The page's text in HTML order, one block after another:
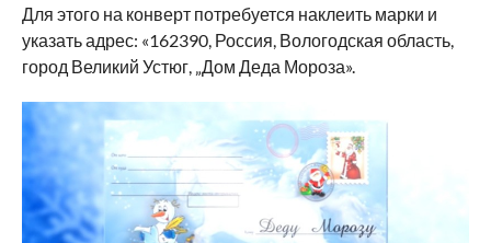
Для этого на конверт потребуется наклеить марки и
указать адрес: «162390, Россия, Вологодская область,
город Великий Устюг, „Дом Деда Мороза».